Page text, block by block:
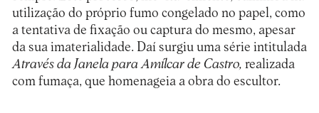
utilização do próprio fumo congelado no papel, como
a tentativa de fixação ou captura do mesmo, apesar
da sua imaterialidade. Daí surgiu uma série intitulada
Através da Janela para Amílcar de Castro, realizada
com fumaça, que homenageia a obra do escultor.